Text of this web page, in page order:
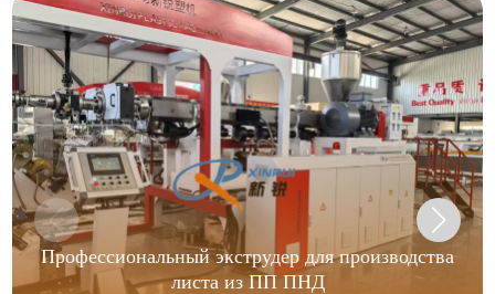
Профессиональный экструдер для производства
листа из ПП ПНД